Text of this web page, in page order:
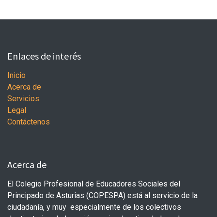
Enlaces de interés
Inicio
Acerca de
Servicios
Legal
Contáctenos
Acerca de
El Colegio Profesional de Educadores Sociales del
Principado de Asturias (COPESPA) está al servicio de la
ciudadanía, y muy especialmente de los colectivos